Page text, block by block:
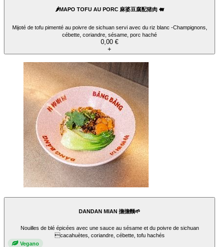
🌶️MAPO TOFU AU PORC 麻婆豆腐配猪肉 🐖
Mijoté de tofu pimenté au poivre de sichuan servi avec du riz blanc -Champignons,
cébette, coriandre, sésame, porc haché
0,00 €
+
DANDAN MIAN 擔擔麵🌱
Nouilles de blé épicées avec une sauce au sésame et du poivre de sichuan
cacahuètes, coriandre, cébette, tofu hachés
Vegano